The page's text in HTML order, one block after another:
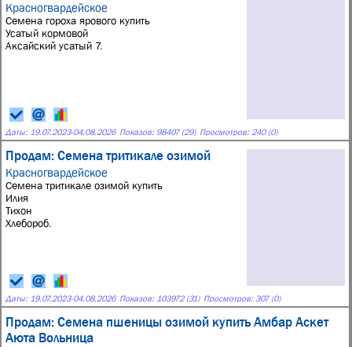
Красногвардейское
Семена гороха ярового купить
Усатый кормовой
Аксайский усатый 7.
Даты: 19.07.2023-04.08.2026 Показов: 98407 (29) Просмотров: 240 (0)
Продам: Семена тритикале озимой
Красногвардейское
Семена тритикале озимой купить
Илия
Тихон
Хлебороб.
Даты: 19.07.2023-04.08.2026 Показов: 103972 (31) Просмотров: 307 (0)
Продам: Семена пшеницы озимой купить Амбар Аскет
Аюта Вольница